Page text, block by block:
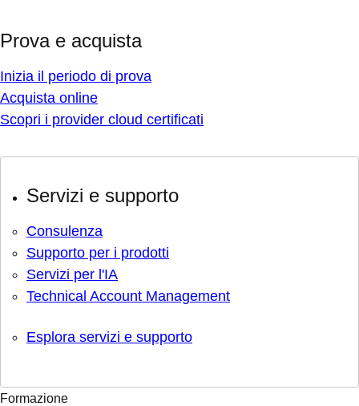
Prova e acquista
Inizia il periodo di prova
Acquista online
Scopri i provider cloud certificati
Servizi e supporto
Consulenza
Supporto per i prodotti
Servizi per l'IA
Technical Account Management
Esplora servizi e supporto
Formazione